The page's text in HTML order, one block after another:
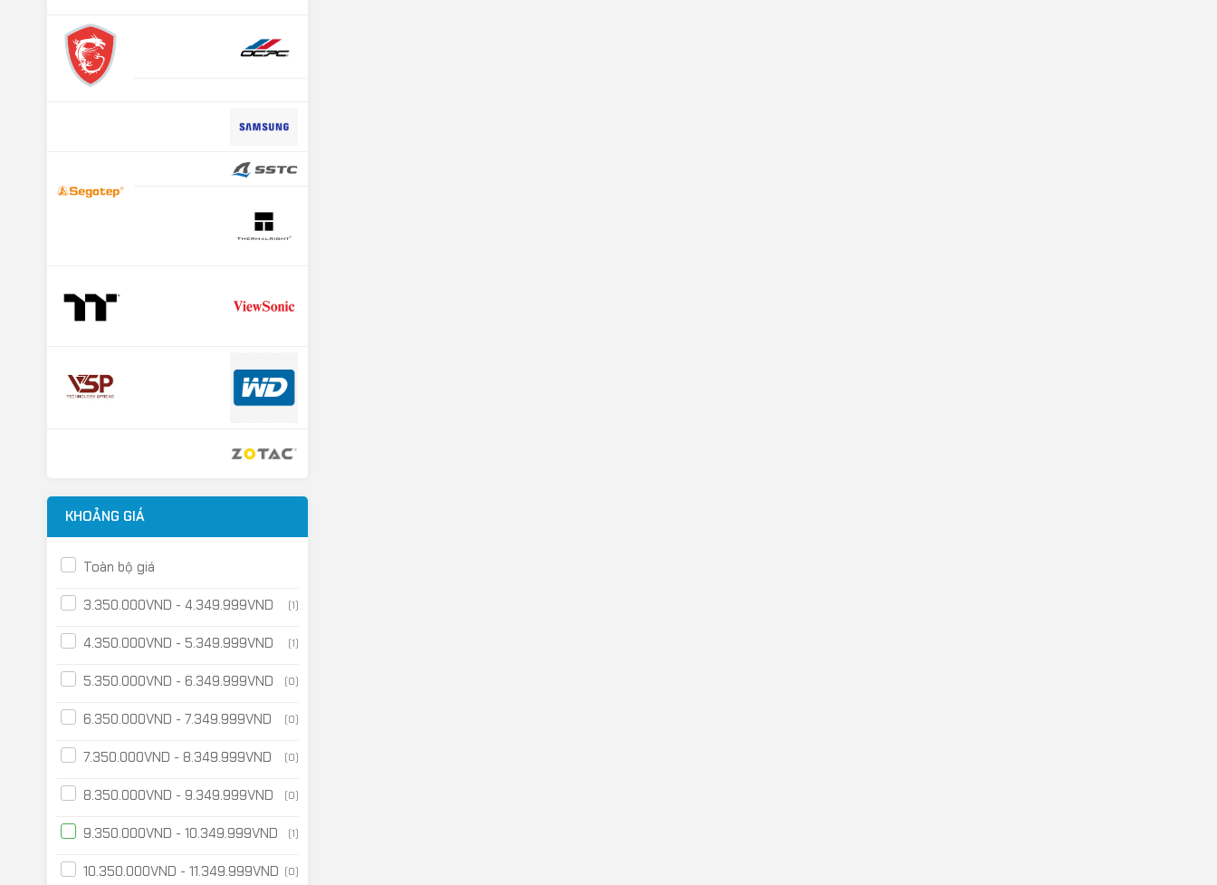
KHOẢNG GIÁ
Toàn bộ giá
3.350.000VND - 4.349.999VND (1)
4.350.000VND - 5.349.999VND (1)
5.350.000VND - 6.349.999VND (0)
6.350.000VND - 7.349.999VND (0)
7.350.000VND - 8.349.999VND (0)
8.350.000VND - 9.349.999VND (0)
9.350.000VND - 10.349.999VND (1)
10.350.000VND - 11.349.999VND (0)